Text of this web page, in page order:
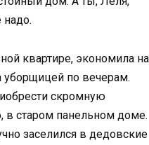
надо.
квартире, экономила на
по вечерам.
скромную
в старом панельном доме.
заселился в дедовские